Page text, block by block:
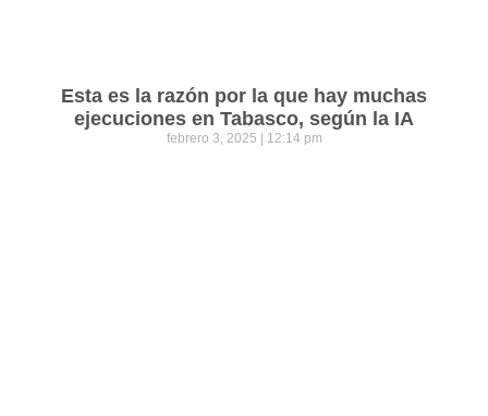
Esta es la razón por la que hay muchas
ejecuciones en Tabasco, según la IA
febrero 3, 2025 12:14 pm